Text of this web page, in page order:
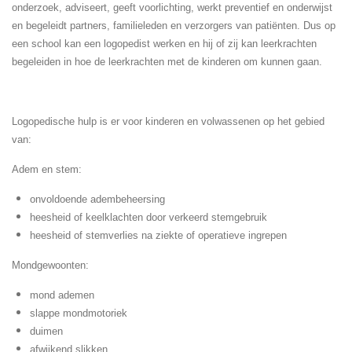
onderzoek, adviseert, geeft voorlichting, werkt preventief en onderwijst
en begeleidt partners, familieleden en verzorgers van patiënten. Dus op
een school kan een logopedist werken en hij of zij kan leerkrachten
begeleiden in hoe de leerkrachten met de kinderen om kunnen gaan.
Logopedische hulp is er voor kinderen en volwassenen op het gebied
van:
Adem en stem:
onvoldoende adembeheersing
heesheid of keelklachten door verkeerd stemgebruik
heesheid of stemverlies na ziekte of operatieve ingrepen
Mondgewoonten:
mond ademen
slappe mondmotoriek
duimen
afwijkend slikken